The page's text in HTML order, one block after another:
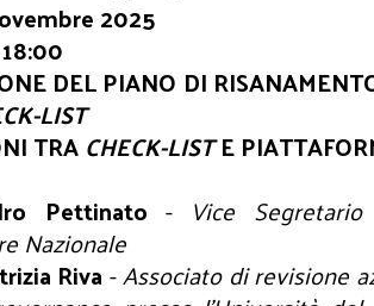
2025
DEL PIANO DI
LIST
TRACHECK-LISTE
Pettinato - Vice
Nazionale
Riva-Associato di revisione